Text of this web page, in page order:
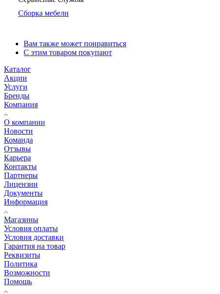
Сборка мебели
Вам также может понравиться
С этим товаром покупают
Каталог
Акции
Услуги
Бренды
Компания
О компании
Новости
Команда
Отзывы
Карьера
Контакты
Партнеры
Лицензии
Документы
Информация
Магазины
Условия оплаты
Условия доставки
Гарантия на товар
Реквизиты
Политика
Возможности
Помощь